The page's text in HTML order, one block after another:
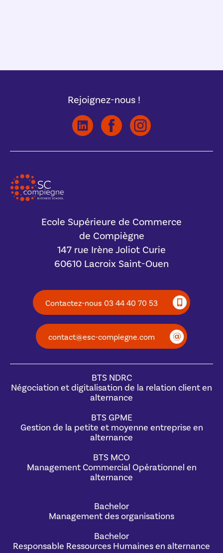
Rejoignez-nous !
Ecole Supérieure de Commerce
de Compiègne
147 rue Irène Joliot Curie
60610 Lacroix Saint-Ouen
Contactez-nous 03 44 40 70 53
contact@esc-compiegne.com
BTS NDRC
Négociation et digitalisation de la relation client en
alternance
BTS GPME
Gestion de la petite et moyenne entreprise en
alternance
BTS MCO
Management Commercial Opérationnel en
alternance
Bachelor
Management des organisations
Bachelor
Responsable Ressources Humaines en alternance